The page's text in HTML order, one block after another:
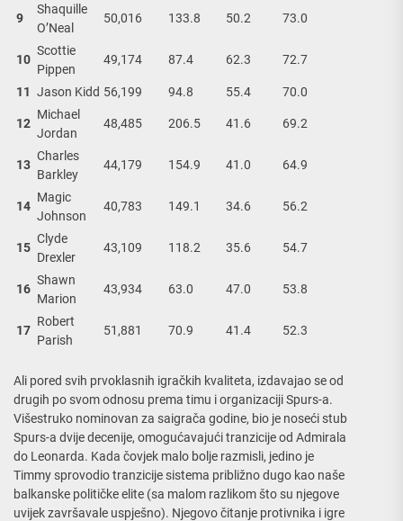
9
Shaquille
O’Neal
50,016 133.8 50.2 73.0
10
Scottie
Pippen
49,174 87.4 62.3 72.7
11 Jason Kidd 56,199 94.8 55.4 70.0
12
Michael
Jordan
48,485 206.5 41.6 69.2
13
Charles
Barkley
44,179 154.9 41.0 64.9
14
Magic
Johnson
40,783 149.1 34.6 56.2
15
Clyde
Drexler
43,109 118.2 35.6 54.7
16
Shawn
Marion
43,934 63.0 47.0 53.8
17
Robert
Parish
51,881 70.9 41.4 52.3
Ali pored svih prvoklasnih igračkih kvaliteta, izdavajao se od
drugih po svom odnosu prema timu i organizaciji Spurs-a.
Višestruko nominovan za saigrača godine, bio je noseći stub
Spurs-a dvije decenije, omogućavajući tranzicije od Admirala
do Leonarda. Kada čovjek malo bolje razmisli, jedino je
Timmy sprovodio tranzicije sistema približno dugo kao naše
balkanske političke elite (sa malom razlikom što su njegove
uvijek završavale uspješno). Njegovo čitanje protivnika i igre